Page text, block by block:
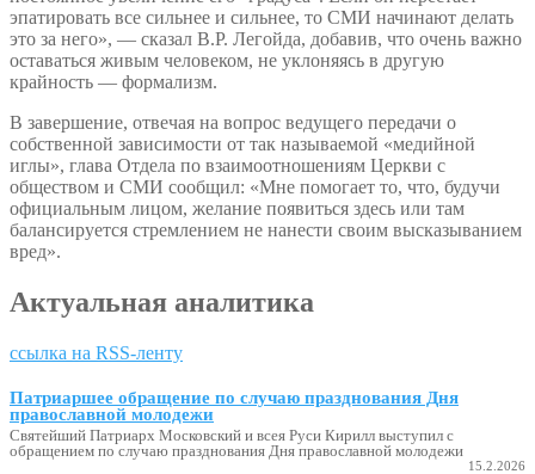
эпатировать все сильнее и сильнее, то СМИ начинают делать
это за него», — сказал В.Р. Легойда, добавив, что очень важно
оставаться живым человеком, не уклоняясь в другую
крайность — формализм.
В завершение, отвечая на вопрос ведущего передачи о
собственной зависимости от так называемой «медийной
иглы», глава Отдела по взаимоотношениям Церкви с
обществом и СМИ сообщил: «Мне помогает то, что, будучи
официальным лицом, желание появиться здесь или там
балансируется стремлением не нанести своим высказыванием
вред».
Актуальная аналитика
ссылка на RSS-ленту
Патриаршее обращение по случаю празднования Дня
православной молодежи
Святейший Патриарх Московский и всея Руси Кирилл выступил с
обращением по случаю празднования Дня православной молодежи
15.2.2026